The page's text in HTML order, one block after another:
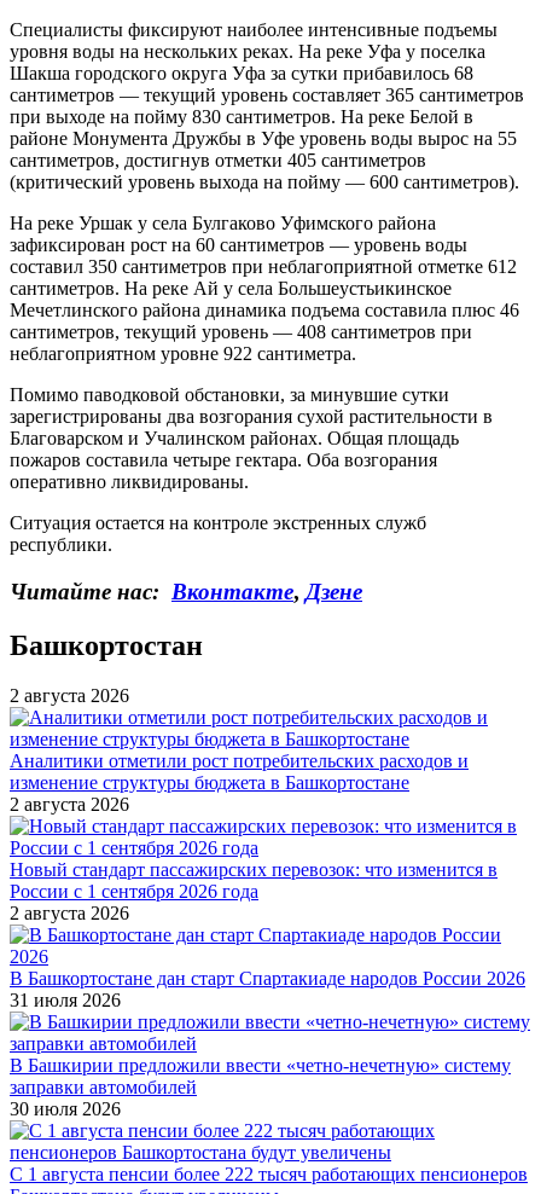
Специалисты фиксируют наиболее интенсивные подъемы
уровня воды на нескольких реках. На реке Уфа у поселка
Шакша городского округа Уфа за сутки прибавилось 68
сантиметров — текущий уровень составляет 365 сантиметров
при выходе на пойму 830 сантиметров. На реке Белой в
районе Монумента Дружбы в Уфе уровень воды вырос на 55
сантиметров, достигнув отметки 405 сантиметров
(критический уровень выхода на пойму — 600 сантиметров).
На реке Уршак у села Булгаково Уфимского района
зафиксирован рост на 60 сантиметров — уровень воды
составил 350 сантиметров при неблагоприятной отметке 612
сантиметров. На реке Ай у села Большеустьикинское
Мечетлинского района динамика подъема составила плюс 46
сантиметров, текущий уровень — 408 сантиметров при
неблагоприятном уровне 922 сантиметра.
Помимо паводковой обстановки, за минувшие сутки
зарегистрированы два возгорания сухой растительности в
Благоварском и Учалинском районах. Общая площадь
пожаров составила четыре гектара. Оба возгорания
оперативно ликвидированы.
Ситуация остается на контроле экстренных служб
республики.
Читайте нас: Вконтакте, Дзене
Башкортостан
2 августа 2026
Аналитики отметили рост потребительских расходов и
изменение структуры бюджета в Башкортостане
2 августа 2026
Новый стандарт пассажирских перевозок: что изменится в
России с 1 сентября 2026 года
2 августа 2026
В Башкортостане дан старт Спартакиаде народов России 2026
31 июля 2026
В Башкирии предложили ввести «четно-нечетную» систему
заправки автомобилей
30 июля 2026
С 1 августа пенсии более 222 тысяч работающих пенсионеров